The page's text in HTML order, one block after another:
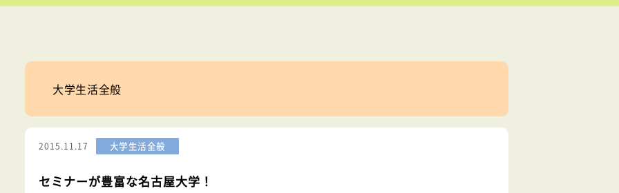
大学生活全般
2015.11.17 大学生活全般
セミナーが豊富な名古屋大学！